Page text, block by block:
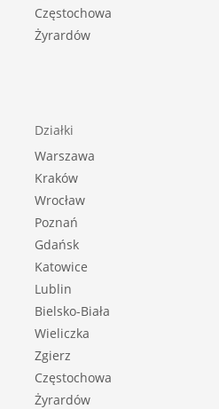
Częstochowa
Żyrardów
Działki
Warszawa
Kraków
Wrocław
Poznań
Gdańsk
Katowice
Lublin
Bielsko-Biała
Wieliczka
Zgierz
Częstochowa
Żyrardów